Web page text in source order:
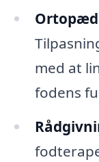
med at
fodens